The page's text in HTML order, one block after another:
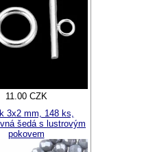
11.00 CZK
3x2 mm, 148 ks,
šedá s lustrovým
pokovem